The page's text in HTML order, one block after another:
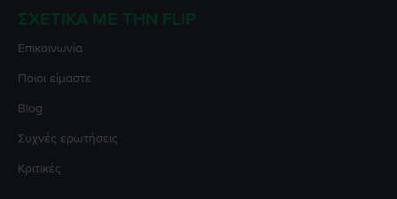
ΣΧΕΤΙΚΆ ΜΕ ΤΗΝ FLIP
Επικοινωνία
Ποιοι είμαστε
Blog
Συχνές ερωτήσεις
Κριτικές